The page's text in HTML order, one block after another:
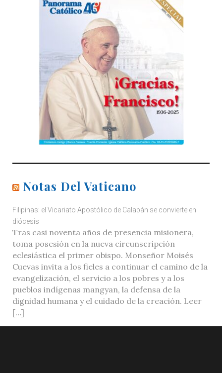
Notas Del Vaticano
Filipinas: el Vicariato Apostólico de Calapán se convierte en
diócesis
Tras casi noventa años de presencia misionera,
toma posesión en la nueva circunscripción
eclesiástica el primer obispo. Monseñor Moisés
Cuevas invita a los fieles a continuar el camino de la
evangelización, el servicio a los pobres y a los
pueblos indígenas mangyan, la defensa de la
dignidad humana y el cuidado de la creación. Leer
[…]